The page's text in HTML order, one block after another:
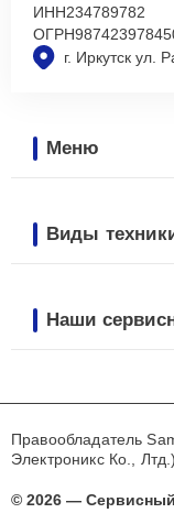
г. Иркутск ул.
ИНН234789782
ОГРН
Меню
Виды
Наши
Правообладатель
Электроникс Ко., Лтд.)
© 2026 —